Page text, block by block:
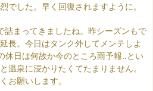
でした。早く回復されますように。
まってきましたね。昨シーズンもで
長。今日はタンク外してメンテしよ
休日は何故か今のところ雨予報‥とい
温泉に浸かりたくてたまりません。
お願いします。